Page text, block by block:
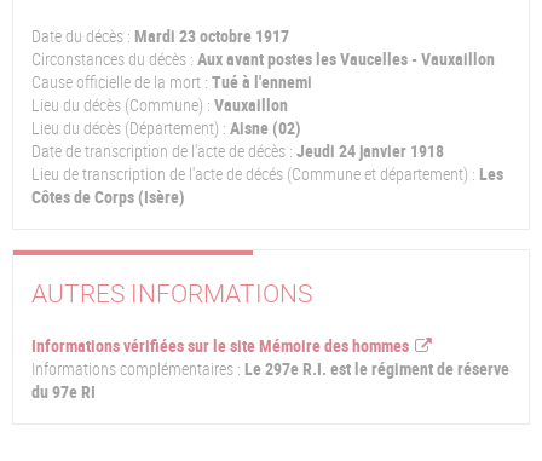
Date du décès : Mardi 23 octobre 1917
Circonstances du décès : Aux avant postes les Vaucelles - Vauxaillon
Cause officielle de la mort : Tué à l'ennemi
Lieu du décès (Commune) : Vauxaillon
Lieu du décès (Département) : Aisne (02)
Date de transcription de l'acte de décès : Jeudi 24 janvier 1918
Lieu de transcription de l'acte de décés (Commune et département) : Les
Côtes de Corps (Isère)
AUTRES INFORMATIONS
Informations vérifiées sur le site Mémoire des hommes
Informations complémentaires : Le 297e R.I. est le régiment de réserve
du 97e RI